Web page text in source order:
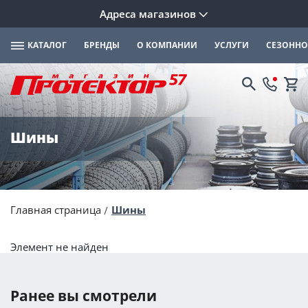
Адреса магазинов
КАТАЛОГ БРЕНДЫ О КОМПАНИИ УСЛУГИ
Шины
Главная страница Шины
Элемент не найден
Ранее вы смотрели